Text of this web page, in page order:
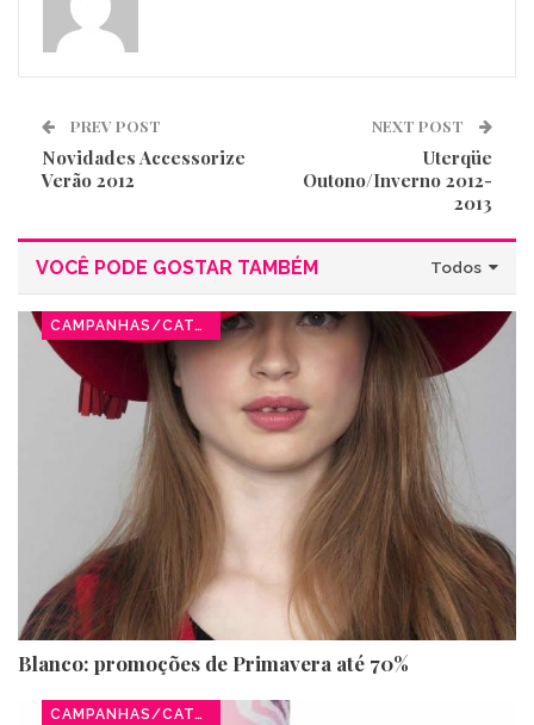
PREV POST
Novidades Accessorize
Verão 2012
NEXT POST
Uterqüe
Outono/Inverno 2012-
2013
Todos
VOCÊ PODE GOSTAR TAMBÉM
CAMPANHAS/CATÁLOGOS
Blanco: promoções de Primavera até 70%
CAMPANHAS/CATÁLOGOS